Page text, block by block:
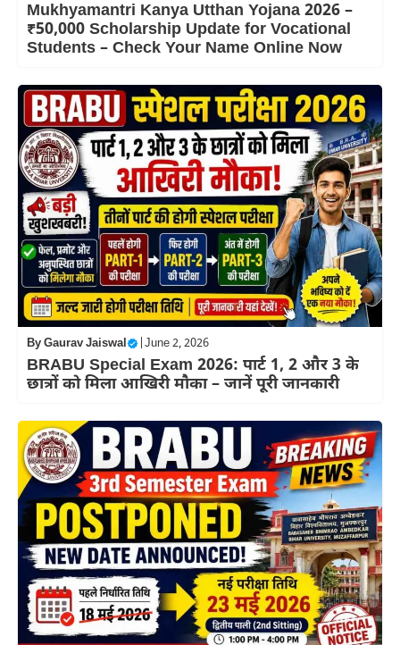
Mukhyamantri Kanya Utthan Yojana 2026 –
₹50,000 Scholarship Update for Vocational
Students – Check Your Name Online Now
ByGaurav Jaiswal June 2, 2026
BRABU Special Exam 2026: पार्ट 1, 2 और 3 के
छात्रों को मिला आखिरी मौका – जानें पूरी जानकारी